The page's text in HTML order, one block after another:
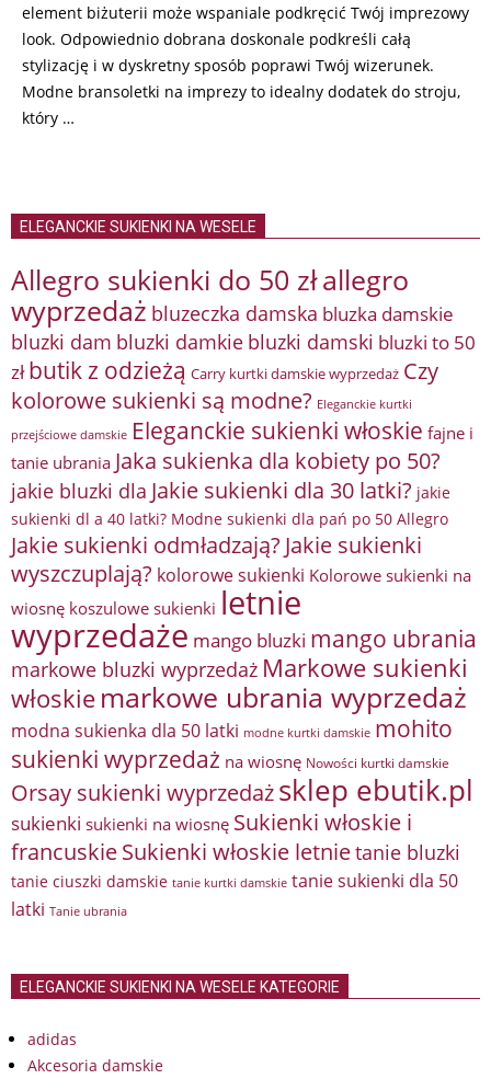
element biżuterii może wspaniale podkręcić Twój imprezowy
look. Odpowiednio dobrana doskonale podkreśli całą
stylizację i w dyskretny sposób poprawi Twój wizerunek.
Modne bransoletki na imprezy to idealny dodatek do stroju,
który …
ELEGANCKIE SUKIENKI NA WESELE
Allegro sukienki do 50 złallegro
wyprzedaż bluzeczka damska bluzka damskie
bluzki dam bluzki damkie bluzki damski bluzki to 50
zł butik z odzieżą Carry kurtki damskie wyprzedaż Czy
kolorowe sukienki są modne? Eleganckie kurtki
przejściowe damskie Eleganckie sukienki włoskie fajne i
tanie ubrania Jaka sukienka dla kobiety po 50?
jakie bluzki dla Jakie sukienki dla 30 latki? jakie
sukienki dl a 40 latki? Modne sukienki dla pań po 50 Allegro
Jakie sukienki odmładzają? Jakie sukienki
wyszczuplają? kolorowe sukienki Kolorowe sukienki na
wiosnę koszulowe sukienki letnie
wyprzedaże mango bluzki mango ubrania
markowe bluzki wyprzedaż Markowe sukienki
włoskie markowe ubrania wyprzedaż
modna sukienka dla 50 latki modne kurtki damskie mohito
sukienki wyprzedaż na wiosnę Nowości kurtki damskie
Orsay sukienki wyprzedażsklep ebutik.pl
sukienki sukienki na wiosnę Sukienki włoskie i
francuskieSukienki włoskie letnietanie bluzki
tanie ciuszki damskie tanie kurtki damskie tanie sukienki dla 50
latki Tanie ubrania
ELEGANCKIE SUKIENKI NA WESELE KATEGORIE
adidas
Akcesoria damskie